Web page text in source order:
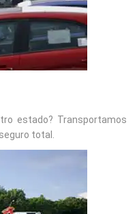
estado? Transportamos
total.